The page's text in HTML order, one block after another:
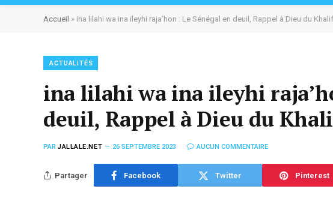
Accueil » ina lilahi wa ina ileyhi raja’hon : Le Sénégal en deuil, Rappel à Dieu du
ACTUALITÉS
ina lilahi wa ina ileyhi
deuil, Rappel à Dieu du
PAR JALLALE.NET 26 SEPTEMBRE 2023 AUCUN COMMENTAIRE
Partager Facebook Twitter Pinterest